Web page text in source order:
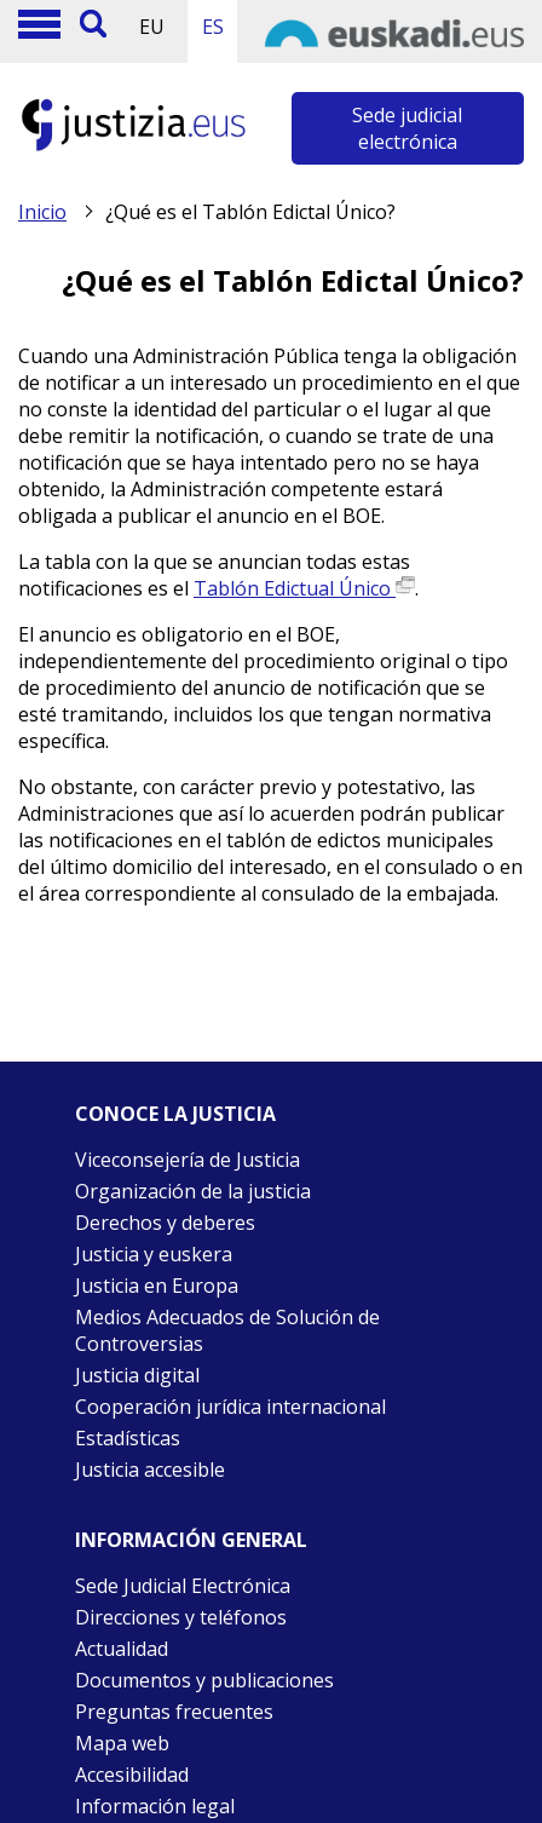
EU ES
Sede judicial
electrónica
Inicio ¿Qué es el Tablón Edictal Único?
¿Qué es el Tablón Edictal Único?
Cuando una Administración Pública tenga la obligación
de notificar a un interesado un procedimiento en el que
no conste la identidad del particular o el lugar al que
debe remitir la notificación, o cuando se trate de una
notificación que se haya intentado pero no se haya
obtenido, la Administración competente estará
obligada a publicar el anuncio en el BOE.
La tabla con la que se anuncian todas estas
notificaciones es el Tablón Edictual Único
.
El anuncio es obligatorio en el BOE,
independientemente del procedimiento original o tipo
de procedimiento del anuncio de notificación que se
esté tramitando, incluidos los que tengan normativa
específica.
No obstante, con carácter previo y potestativo, las
Administraciones que así lo acuerden podrán publicar
las notificaciones en el tablón de edictos municipales
del último domicilio del interesado, en el consulado o en
el área correspondiente al consulado de la embajada.
CONOCE LA JUSTICIA
Viceconsejería de Justicia
Organización de la justicia
Derechos y deberes
Justicia y euskera
Justicia en Europa
Medios Adecuados de Solución de
Controversias
Justicia digital
Cooperación jurídica internacional
Estadísticas
Justicia accesible
INFORMACIÓN GENERAL
Sede Judicial Electrónica
Direcciones y teléfonos
Actualidad
Documentos y publicaciones
Preguntas frecuentes
Mapa web
Accesibilidad
Información legal